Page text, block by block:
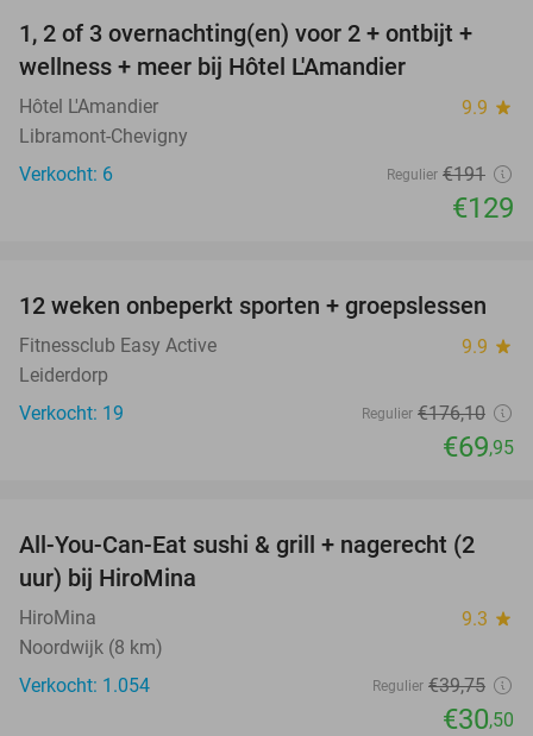
32%
TODAY
1, 2 of 3 overnachting(en) voor 2 + ontbijt +
wellness + meer bij Hôtel L'Amandier
Hôtel L'Amandier 9.9 star
Libramont-Chevigny
Verkocht: 6
Regulier €191
€129
60%
12 weken onbeperkt sporten + groepslessen
Fitnessclub Easy Active 9.9 star
Leiderdorp
Verkocht: 19
Regulier €176,10
€69,95
23%
All-You-Can-Eat sushi & grill + nagerecht (2
uur) bij HiroMina
HiroMina 9.3 star
Noordwijk (8 km)
Verkocht: 1.054
Regulier €39,75
€30,50